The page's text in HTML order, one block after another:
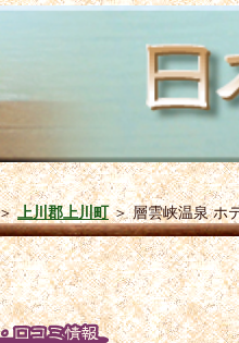
上川郡上川町＞層雲峡温泉 ホ